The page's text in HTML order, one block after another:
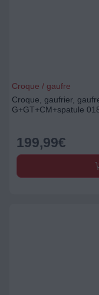
Croque / gaufre
Croque, gaufrier,
G+GT+CM+spatule
199,99€